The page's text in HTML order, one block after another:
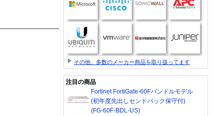
その他、多数のメーカー商品を取り扱ってます
注目の商品
Fortinet FortiGate-60Fバンドルモデル
(初年度先出しセンドバック保守付)
(FG-60F-BDL-US)